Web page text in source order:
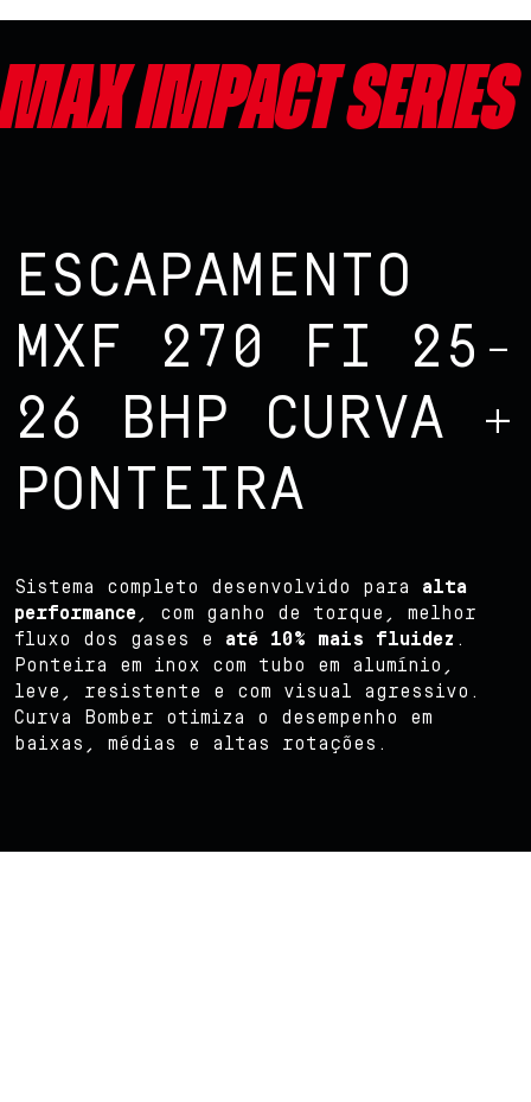
Max impact series
ESCAPAMENTO
MXF 270 FI 25-
26 BHP CURVA +
PONTEIRA
Sistema completo desenvolvido para alta
performance , com ganho de torque, melhor
fluxo dos gases e até 10% mais fluidez .
Ponteira em inox com tubo em alumínio,
leve, resistente e com visual agressivo.
Curva Bomber otimiza o desempenho em
baixas, médias e altas rotações.